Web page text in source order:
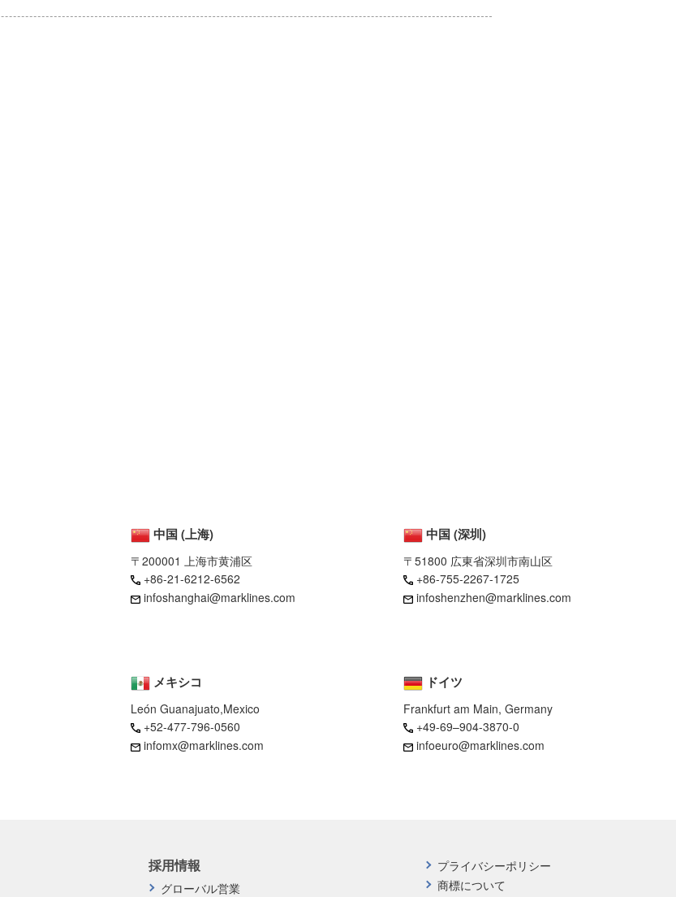
メキシコ
León Guanajuato,Mexico
+52-477-796-0560
infomx@marklines.com
ドイツ
Frankfurt am Main, Germany
+49-69–904-3870-0
infoeuro@marklines.com
中国 (上海)
〒200001 上海市黄浦区
+86-21-6212-6562
infoshanghai@marklines.com
中国 (深圳)
〒51800 広東省深圳市南山区
+86-755-2267-1725
infoshenzhen@marklines.com
プライバシーポリシー
商標について
採用情報
グローバル営業